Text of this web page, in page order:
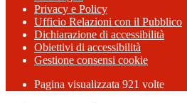
Privacy e Policy
Ufficio Relazioni con il Pubblico
Dichiarazione di accessibilità
Obiettivi di accessibilità
Gestione consensi cookie
Pagina visualizzata 921 volte